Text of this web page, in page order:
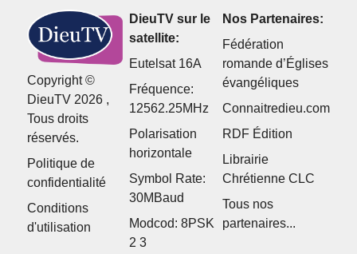
Copyright ©
DieuTV 2026 ,
Tous droits
réservés.
Politique de
confidentialité
Conditions
d'utilisation
DieuTV sur le
satellite:
Eutelsat 16A
Fréquence:
12562.25MHz
Polarisation
horizontale
Symbol Rate:
30MBaud
Modcod: 8PSK
2 3
Nos Partenaires:
Fédération
romande d’Églises
évangéliques
Connaitredieu.com
RDF Édition
Librairie
Chrétienne CLC
Tous nos
partenaires...